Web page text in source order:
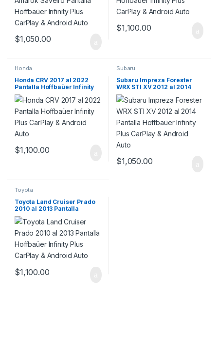
$1,050.00
$1,100.00
Honda
Honda CRV 2017 al 2022
Pantalla Hoffbaüer Infinity
Plus CarPlay & Android Auto
$1,100.00
Subaru
Subaru Impreza Forester
WRX STI XV 2012 al 2014
Pantalla Hoffbaüer Infinity
Plus CarPlay & Android Auto
$1,050.00
Toyota
Toyota Land Cruiser Prado
2010 al 2013 Pantalla
Hoffbaüer Infinity Plus
CarPlay & Android Auto
$1,100.00